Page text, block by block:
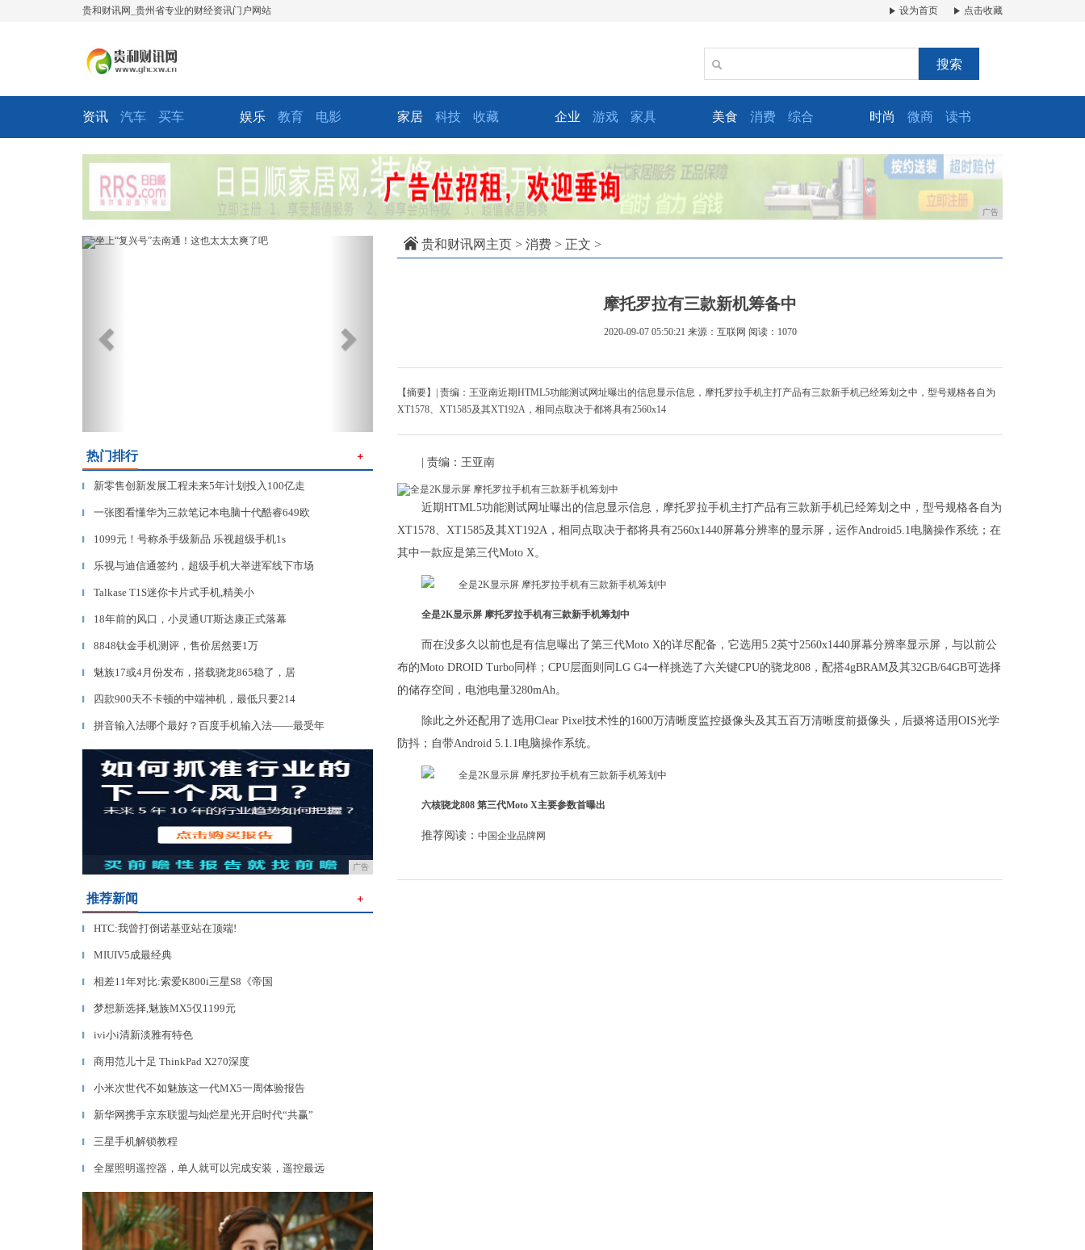
贵和财讯网_贵州省专业的财经资讯门户网站 设为首页 点击收藏
搜索
资讯 汽车 买车 娱乐 教育 电影 家居 科技 收藏 企业 游戏 家具 美食 消费 综合 时尚 微商 读书
广告
Previous
热门排行 ＋
▎ 新零售创新发展工程未来5年计划投入100亿走
▎ 一张图看懂华为三款笔记本电脑十代酷睿649欧
▎ 1099元！号称杀手级新品 乐视超级手机1s
▎ 乐视与迪信通签约，超级手机大举进军线下市场
▎ Talkase T1S迷你卡片式手机,精美小
▎ 18年前的风口，小灵通UT斯达康正式落幕
▎ 8848钛金手机测评，售价居然要1万
▎ 魅族17或4月份发布，搭载骁龙865稳了，居
▎ 四款900天不卡顿的中端神机，最低只要214
▎ 拼音输入法哪个最好？百度手机输入法——最受年
广告
推荐新闻 ＋
▎ HTC:我曾打倒诺基亚站在顶端!
▎ MIUIV5成最经典
▎ 相差11年对比:索爱K800i三星S8《帝国
▎ 梦想新选择,魅族MX5仅1199元
▎ ivi小i清新淡雅有特色
▎ 商用范儿十足 ThinkPad X270深度
▎ 小米次世代不如魅族这一代MX5一周体验报告
▎ 新华网携手京东联盟与灿烂星光开启时代“共赢”
▎ 三星手机解锁教程
▎ 全屋照明遥控器，单人就可以完成安装，遥控最远
贵和财讯网主页 > 消费 > 正文 >
摩托罗拉有三款新机筹备中
2020-09-07 05:50:21 来源：互联网 阅读：1070
【摘要】| 责编：王亚南近期HTML5功能测试网址曝出的信息显示信息，摩托罗拉手机主打产品有三款新手机已经筹划之中，型号规格各自为
XT1578、XT1585及其XT192A，相同点取决于都将具有2560x14
| 责编：王亚南
近期HTML5功能测试网址曝出的信息显示信息，摩托罗拉手机主打产品有三款新手机已经筹划之中，型号规格各自为
XT1578、XT1585及其XT192A，相同点取决于都将具有2560x1440屏幕分辨率的显示屏，运作Android5.1电脑操作系统；在
其中一款应是第三代Moto X。
全是2K显示屏 摩托罗拉手机有三款新手机筹划中
而在没多久以前也是有信息曝出了第三代Moto X的详尽配备，它选用5.2英寸2560x1440屏幕分辨率显示屏，与以前公
布的Moto DROID Turbo同样；CPU层面则同LG G4一样挑选了六关键CPU的骁龙808，配搭4gBRAM及其32GB/64GB可选择
的储存空间，电池电量3280mAh。
除此之外还配用了选用Clear Pixel技术性的1600万清晰度监控摄像头及其五百万清晰度前摄像头，后摄将适用OIS光学
防抖；自带Android 5.1.1电脑操作系统。
六核骁龙808 第三代Moto X主要参数首曝出
推荐阅读： 中国企业品牌网